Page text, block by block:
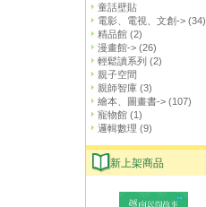
童話壁貼
電影、電視、文創-> (34)
精品館 (2)
漫畫館-> (26)
輕鬆讀系列 (2)
親子空間
親師智庫 (3)
繪本、圖畫書-> (107)
寵物館 (1)
邏輯數理 (9)
新上架商品